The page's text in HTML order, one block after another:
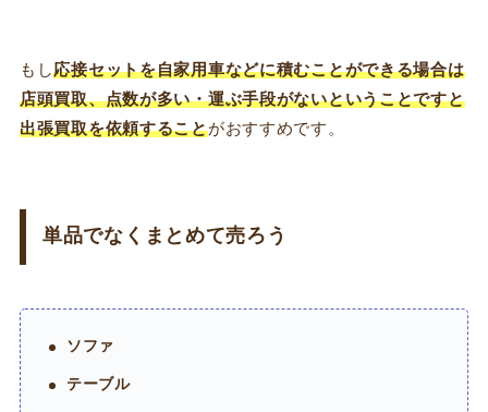
もし応接セットを自家用車などに積むことができる場合は
店頭買取、点数が多い・運ぶ手段がないということですと
出張買取を依頼することがおすすめです。
単品でなくまとめて売ろう
ソファ
テーブル